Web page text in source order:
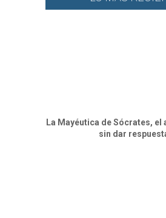
La Mayéutica de Sócrates, el
sin dar